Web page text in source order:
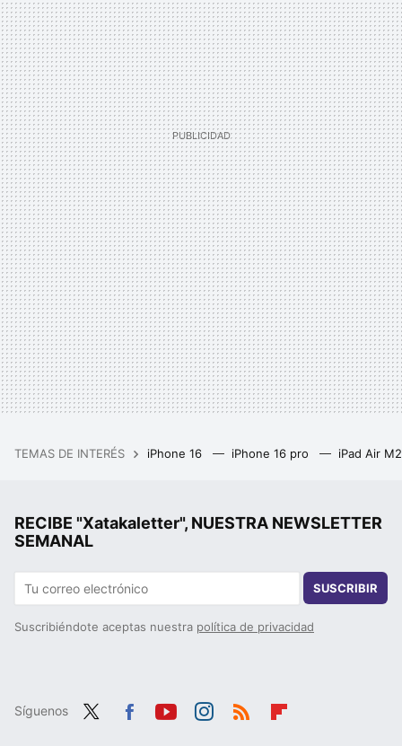
TEMAS DE INTERÉS iPhone 16 iPhone 16 pro iPad Air
RECIBE "Xatakaletter", NUESTRA NEWSLETTER
SEMANAL
SUSCRIBIR
Suscribiéndote aceptas nuestra política de privacidad
Síguenos